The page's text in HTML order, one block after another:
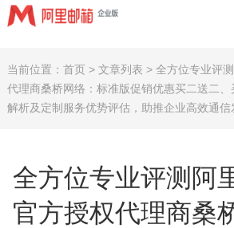
当前位置： 首页> 文章列表 > 全方位专业评
代理商桑桥网络：标准版促销优惠买二送二
解析及定制服务优势评估，助推企业高效通信
全方位专业评测阿
官方授权代理商桑